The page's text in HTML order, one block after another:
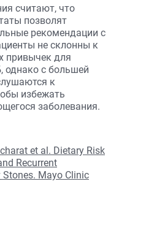
считают, что
позволят
рекомендации с
не склонны к
привычек для
однако с большей
к
избежать
заболевания.
et al. Dietary Risk
Recurrent
Mayo Clinic